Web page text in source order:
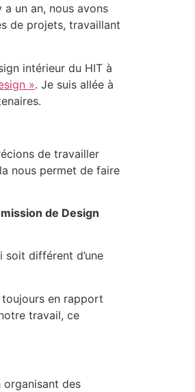
a un an, nous avons
de projets, travaillant
intérieur du HIT à
». Je suis allée à
de travailler
nous permet de faire
de Design
soit différent d’une
toujours en rapport
travail, ce
organisant des